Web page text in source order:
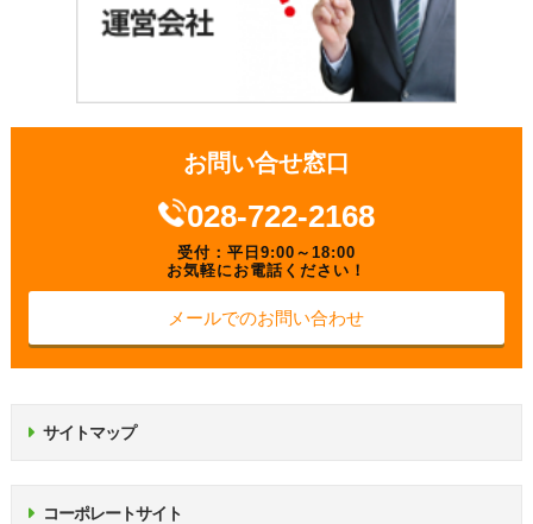
お問い合せ窓口
028-722-2168
受付：平日9:00～18:00
お気軽にお電話ください！
メールでのお問い合わせ
サイトマップ
コーポレートサイト